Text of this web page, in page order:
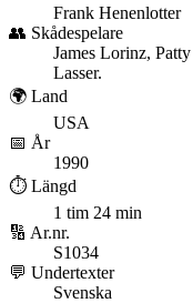
Frank Henenlotter
👥 Skådespelare
James Lorinz,
Lasser.
🌍 Land
USA
📅 År
1990
⏱️ Längd
1 tim 24 min
🔢 Ar.nr.
S1034
💬 Undertexter
Svenska